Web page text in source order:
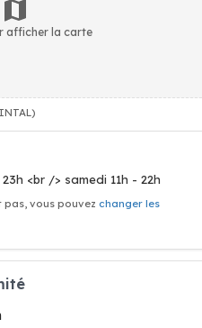
afficher la carte
<br /> samedi 11h - 22h
vous pouvez changer les